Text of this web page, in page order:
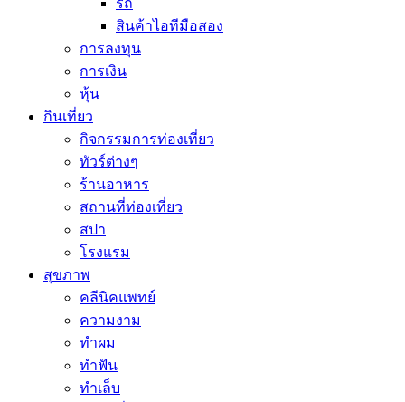
รถ
สินค้าไอทีมือสอง
การลงทุน
การเงิน
หุ้น
กินเที่ยว
กิจกรรมการท่องเที่ยว
ทัวร์ต่างๆ
ร้านอาหาร
สถานที่ท่องเที่ยว
สปา
โรงแรม
สุขภาพ
คลีนิคแพทย์
ความงาม
ทำผม
ทำฟัน
ทำเล็บ